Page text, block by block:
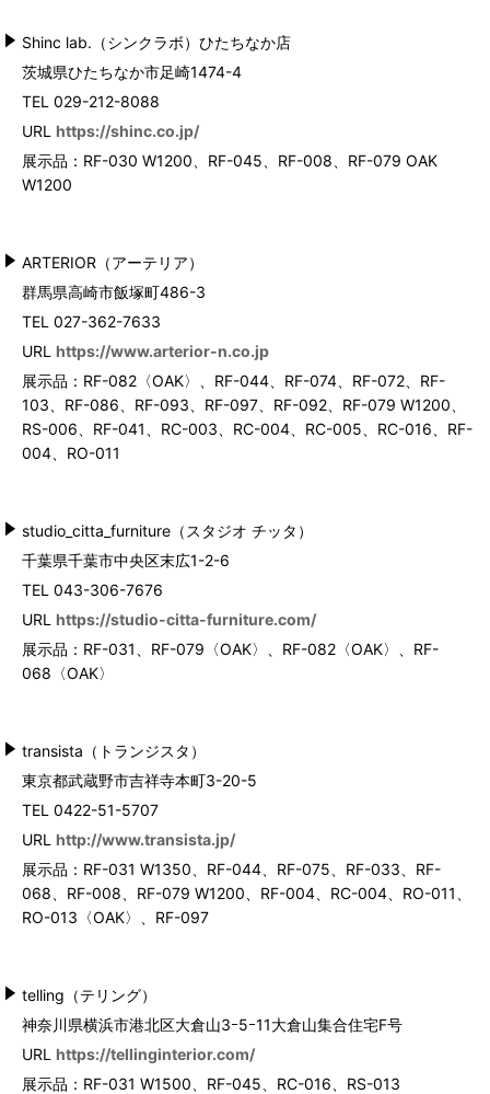
Shinc lab.（シンクラボ）ひたちなか店
茨城県ひたちなか市足崎1474-4
TEL 029-212-8088
URL https://shinc.co.jp/
展示品：RF-030 W1200、RF-045、RF-008、RF-079 OAK
W1200
ARTERIOR（アーテリア）
群馬県高崎市飯塚町486-3
TEL 027-362-7633
URL https://www.arterior-n.co.jp
展示品：RF-082〈OAK〉、RF-044、RF-074、RF-072、RF-
103、RF-086、RF-093、RF-097、RF-092、RF-079 W1200、
RS-006、RF-041、RC-003、RC-004、RC-005、RC-016、RF-
004、RO-011
studio_citta_furniture（スタジオ チッタ）
千葉県千葉市中央区末広1-2-6
TEL 043-306-7676
URL https://studio-citta-furniture.com/
展示品：RF-031、RF-079〈OAK〉、RF-082〈OAK〉、RF-
068〈OAK〉
transista（トランジスタ）
東京都武蔵野市吉祥寺本町3-20-5
TEL 0422-51-5707
URL http://www.transista.jp/
展示品：RF-031 W1350、RF-044、RF-075、RF-033、RF-
068、RF-008、RF-079 W1200、RF-004、RC-004、RO-011、
RO-013〈OAK〉、RF-097
telling（テリング）
神奈川県横浜市港北区大倉山3ｰ5ｰ11大倉山集合住宅F号
URL https://tellinginterior.com/
展示品：RF-031 W1500、RF-045、RC-016、RS-013